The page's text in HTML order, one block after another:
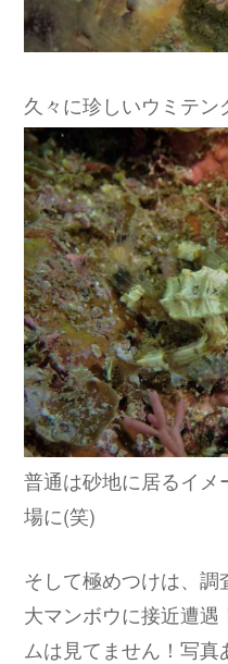
久々に珍しいウミテン
普通は砂地に居るイ
場に(笑)
そして極めつけは、
大マンボウに接近遭
ムは見てません！写